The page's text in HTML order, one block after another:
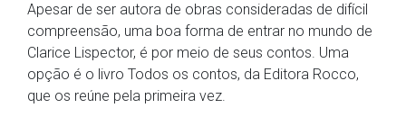
Apesar de ser autora de obras consideradas de difícil
compreensão, uma boa forma de entrar no mundo de
Clarice Lispector, é por meio de seus contos. Uma
opção é o livro Todos os contos, da Editora Rocco,
que os reúne pela primeira vez.